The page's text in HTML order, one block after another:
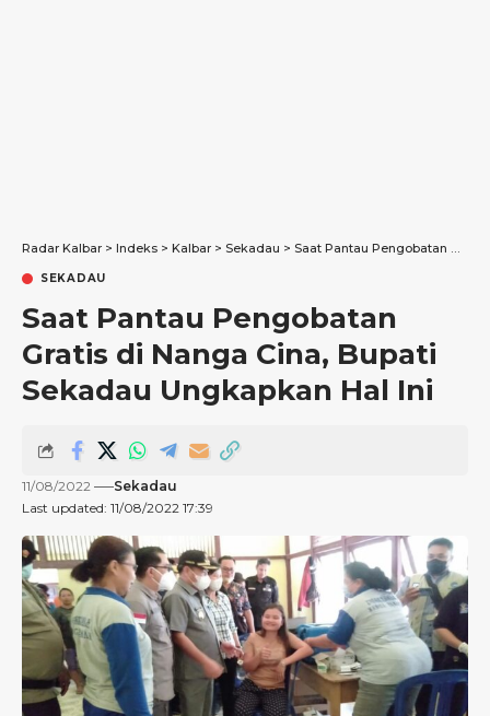
Radar Kalbar > Indeks > Kalbar > Sekadau > Saat Pantau Pengobatan Gratis di Nanga Cina, Bupati Sekadau Ungkapkan Hal Ini
SEKADAU
Saat Pantau Pengobatan
Gratis di Nanga Cina, Bupati
Sekadau Ungkapkan Hal Ini
Last updated: 11/08/2022 17:39
11/08/2022 Sekadau